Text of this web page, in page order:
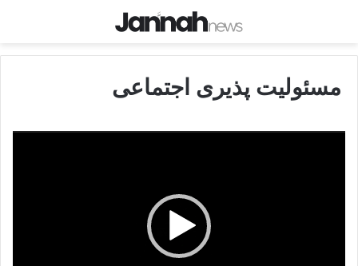
مسئولیت پذیری اجتماعی